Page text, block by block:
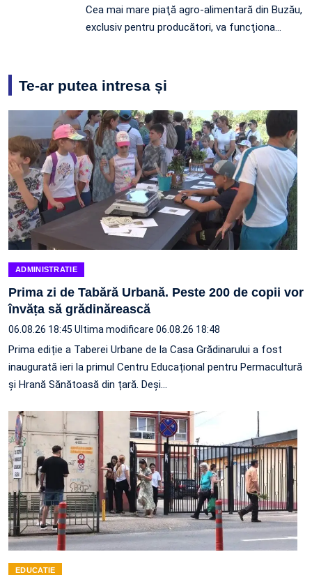
Cea mai mare piaţă agro-alimentară din Buzău,
exclusiv pentru producători, va funcţiona…
Te-ar putea intresa și
ADMINISTRATIE
Prima zi de Tabără Urbană. Peste 200 de copii vor
învăța să grădinărească
06.08.26 18:45 Ultima modificare 06.08.26 18:48
Prima ediție a Taberei Urbane de la Casa Grădinarului a fost
inaugurată ieri la primul Centru Educațional pentru Permacultură
și Hrană Sănătoasă din țară. Deși…
EDUCATIE